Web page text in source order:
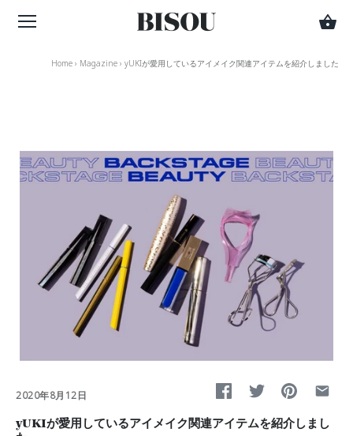
Home › Magazine › yUKIが愛用しているアイメイク関連アイテムを紹介しました
2020年8月12日
yUKIが愛用しているアイメイク関連アイテムを紹介しまし